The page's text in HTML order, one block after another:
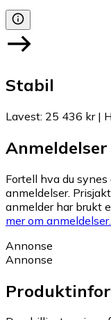
Stabil
Lavest: 25 436 kr|
Anmeldelser
Fortell hva du
anmeldelser.
anmelder har brukt
mer om anmeldelser.
Annonse
Annonse